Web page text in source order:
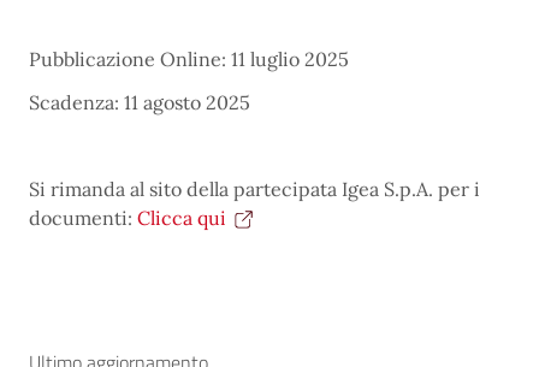
Pubblicazione Online: 11 luglio 2025
Scadenza: 11 agosto 2025
Si rimanda al sito della partecipata Igea S.p.A. per i
documenti: Clicca qui